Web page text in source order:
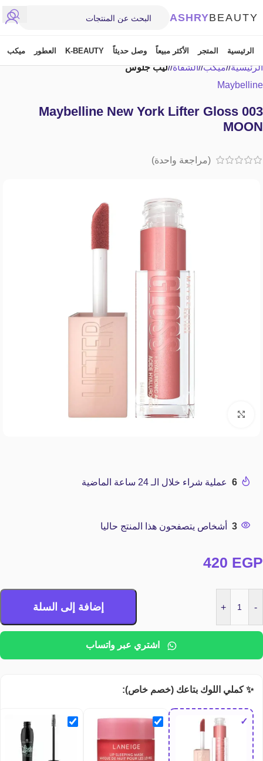
ASHRYBEAUTY
الرئيسية المتجر الأكثر مبيعاً وصل حديثاً K-BEAUTY العطور ميكب
الرئيسية/ ميكب/ الشفاة/ ليب جلوس
Maybelline
Maybelline New York Lifter Gloss 003
MOON
(مراجعة واحدة)
Click to enlarge
6 عملية شراء خلال الـ 24 ساعة الماضية
3 أشخاص يتصفحون هذا المنتج حاليا
420 EGP
-
+ إضافة إلى السلة
اشتري عبر واتساب
✨ كملي اللوك بتاعك (خصم خاص):
✓